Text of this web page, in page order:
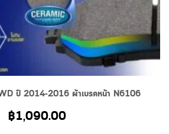
ปี 2014-2016 ผ้าเบรคหน้า N6106
฿1,090.00